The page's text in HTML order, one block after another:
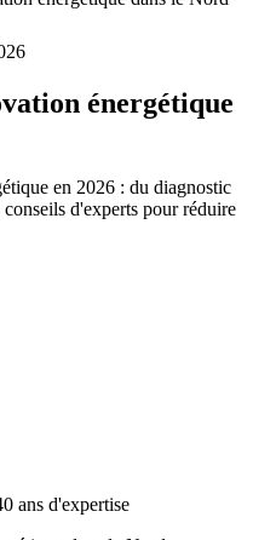
énergétique
en 2026 : du diagnostic
d'experts pour réduire
ans d'expertise